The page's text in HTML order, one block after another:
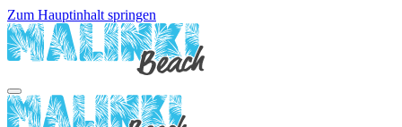
Zum Hauptinhalt springen